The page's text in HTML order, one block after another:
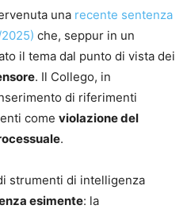
una recente sentenza
che, seppur in un
il tema dal punto di vista dei
. Il Collego, in
di riferimenti
come violazione del
.
strumenti di intelligenza
esimente: la